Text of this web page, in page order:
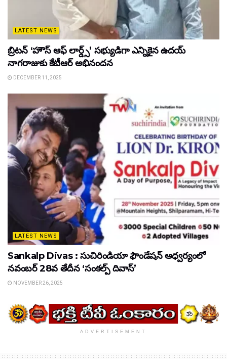
LATEST NEWS
బ్రిటన్ ‘హౌస్ ఆఫ్ లార్డ్స్’ సభ్యుడిగా ఎన్నికైన ఉదయ్
నాగరాజుకు కేటీఆర్ అభినందన
DECEMBER 11, 2025
LATEST NEWS
Sankalp Divas : సుచిరిండియా ఫౌండేషన్ ఆధ్వర్యంలో
నవంబర్ 28వ తేదీన ‘సంకల్ప్ దివాస్’
NOVEMBER 26, 2025
ADVERTISEMENT